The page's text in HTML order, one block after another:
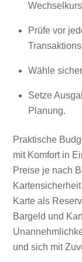
Prüfe vor
Wähle
Setze
Planung.
Praktische
mit Komfort in
Preise je nach
Karte als
Bargeld und
und sich mit